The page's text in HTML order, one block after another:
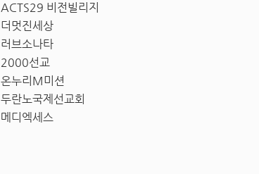
ACTS29 비전빌리지
더멋진세상
러브소나타
2000선교
온누리M미션
두란노국제선교회
메디엑세스